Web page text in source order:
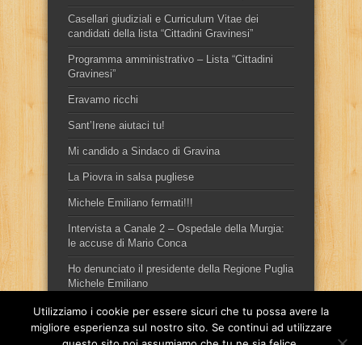
Casellari giudiziali e Curriculum Vitae dei
candidati della lista “Cittadini Gravinesi”
Programma amministrativo – Lista “Cittadini
Gravinesi”
Eravamo ricchi
Sant’Irene aiutaci tu!
Mi candido a Sindaco di Gravina
La Piovra in salsa pugliese
Michele Emiliano fermati!!!
Intervista a Canale 2 – Ospedale della Murgia:
le accuse di Mario Conca
Ho denunciato il presidente della Regione Puglia
Michele Emiliano
Utilizziamo i cookie per essere sicuri che tu possa avere la
migliore esperienza sul nostro sito. Se continui ad utilizzare